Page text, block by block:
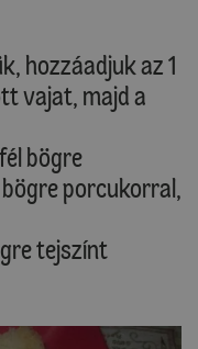
hozzáadjuk az 1
vajat, majd a
bögre
porcukorral,
tejszínt